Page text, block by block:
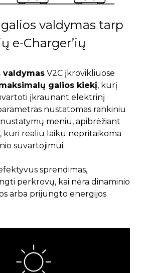
valdymas tarp
e-Charger’ių
valdymas V2C įkrovikliuose
galios kiekį, kurį
įkraunant elektrinį
nustatomas rankiniu
meniu, apibrėžiant
kuri realiu laiku nepritaikoma
suvartojimui.
sprendimas,
perkrovų, kai nėra dinaminio
arba prijungto energijos